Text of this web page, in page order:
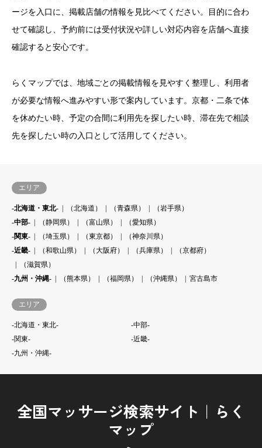
ージを入口に、掲載店舗の情報を見比べてください。目的に合わ
せて確認し、予約前には受付状況や詳しい対応内容を店舗へ直接
確認すると安心です。
らくマップでは、地域ごとの掲載情報を見やすく整理し、利用者
が必要な情報へ進みやすい形で案内しています。京都・二条で体
を休めたい時、予定の合間に利用先を探したい時、滞在先で相談
先を探したい時の入口として活用してください。
エリア
-北海道・東北- （北海道） （青森県）
（岩手県）
-中部-
（静岡県） （富山県）
（愛知県）
-関東-
（埼玉県） （東京都）
（神奈川県）
-近畿-
（和歌山県） （大阪府） （兵庫県）
（京都府）
（滋賀県）
-九州・沖縄-
（熊本県） （福岡県） （沖縄県） 宮古島市
エリア
-北海道・東北-
-中部-
-関東-
-近畿-
-九州・沖縄-
全国マッサージ検索サイト｜らく
マップ